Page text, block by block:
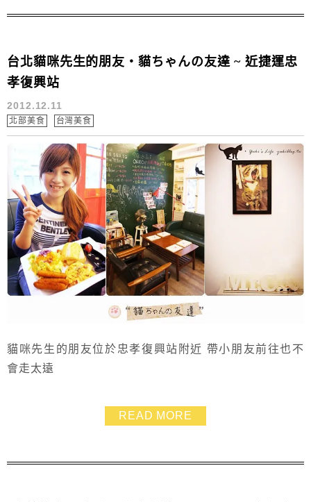
台北貓咪先生的朋友‧貓ちゃんの友達 ~ 近捷運忠
孝復興站
2012.12.11
北部美食 台灣美食
貓咪先生的朋友位於忠孝復興站附近 帶小朋友前往也不
會走太遠
READ MORE